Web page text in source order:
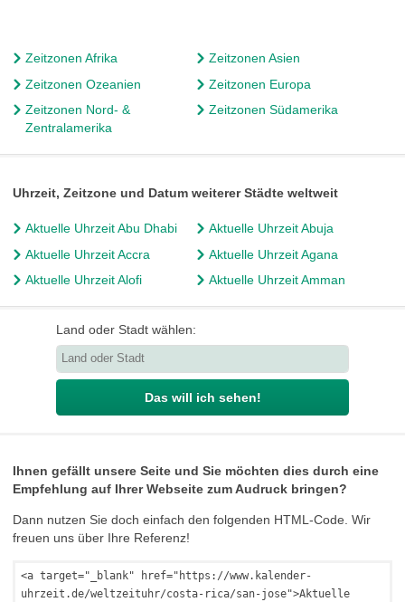
Zeitzonen Afrika
Zeitzonen Asien
Zeitzonen Ozeanien
Zeitzonen Europa
Zeitzonen Nord- &
Zentralamerika
Zeitzonen Südamerika
Uhrzeit, Zeitzone und Datum weiterer Städte weltweit
Aktuelle Uhrzeit Abu Dhabi
Aktuelle Uhrzeit Abuja
Aktuelle Uhrzeit Accra
Aktuelle Uhrzeit Agana
Aktuelle Uhrzeit Alofi
Aktuelle Uhrzeit Amman
Land oder Stadt wählen:
Das will ich sehen!
Ihnen gefällt unsere Seite und Sie möchten dies durch eine
Empfehlung auf Ihrer Webseite zum Audruck bringen?
Dann nutzen Sie doch einfach den folgenden HTML-Code. Wir
freuen uns über Ihre Referenz!
<a target="_blank" href="https://www.kalender-
uhrzeit.de/weltzeituhr/costa-rica/san-jose">Aktuelle